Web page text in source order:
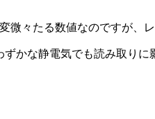
微々たる数値なのですが、
かな静電気でも読み取りに